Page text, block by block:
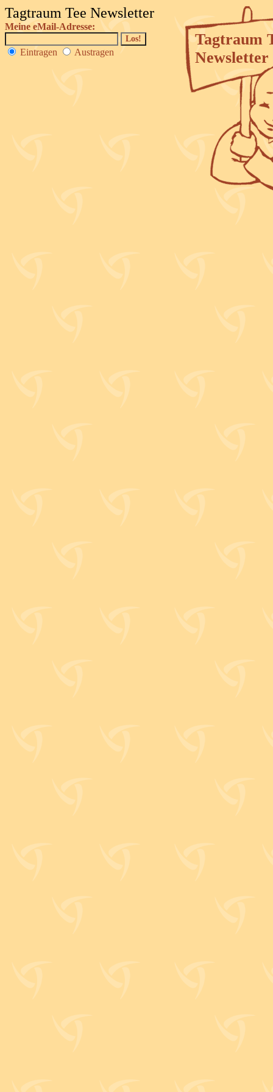
Tagtraum Tee Newsletter
Meine eMail-Adresse:
Eintragen Austragen
Tagtraum
Newsletter